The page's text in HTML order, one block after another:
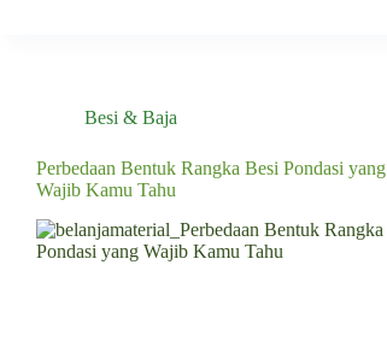
Besi & Baja
Perbedaan Bentuk Rangka Besi Pondasi yang
Wajib Kamu Tahu